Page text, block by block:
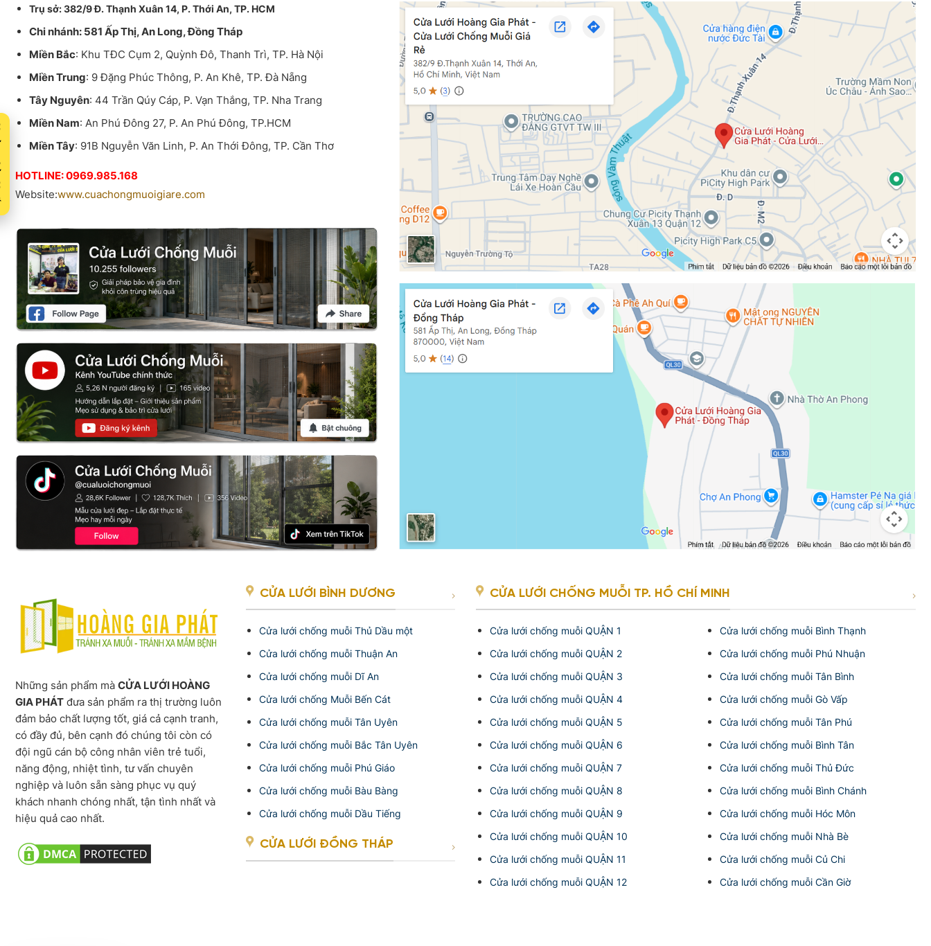
Trụ sở: 382/9 Đ. Thạnh Xuân 14, P. Thới An, TP. HCM
Chi nhánh: 581 Ấp Thị, An Long, Đồng Tháp
Miền Bắc: Khu TĐC Cụm 2, Quỳnh Đô, Thanh Trì, TP. Hà Nội
Miền Trung: 9 Đặng Phúc Thông, P. An Khê, TP. Đà Nẵng
Tây Nguyên: 44 Trần Qúy Cáp, P. Vạn Thắng, TP. Nha Trang
Miền Nam: An Phú Đông 27, P. An Phú Đông, TP.HCM
Miền Tây: 91B Nguyễn Văn Linh, P. An Thới Đông, TP. Cần Thơ
HOTLINE: 0969.985.168
Website:www.cuachongmuoigiare.com
Những sản phẩm mà CỬA LƯỚI HOÀNG
GIA PHÁT đưa sản phẩm ra thị trường luôn
đảm bảo chất lượng tốt, giá cả cạnh tranh,
có đầy đủ, bên cạnh đó chúng tôi còn có
đội ngũ cán bộ công nhân viên trẻ tuổi,
năng động, nhiệt tình, tư vấn chuyên
nghiệp và luôn sẵn sàng phục vụ quý
khách nhanh chóng nhất, tận tình nhất và
hiệu quả cao nhất.
CỬA LƯỚI BÌNH DƯƠNG
Cửa lưới chống muỗi Thủ Dầu một
Cửa lưới chống muỗi Thuận An
Cửa lưới chống muỗi Dĩ An
Cửa lưới chống Muỗi Bến Cát
Cửa lưới chống muỗi Tân Uyên
Cửa lưới chống muỗi Bắc Tân Uyên
Cửa lưới chống muỗi Phú Giáo
Cửa lưới chống muỗi Bàu Bàng
Cửa lưới chống muỗi Dầu Tiếng
CỬA LƯỚI ĐỒNG THÁP
CỬA LƯỚI CHỐNG MUỖI TP. HỒ CHÍ MINH
Cửa lưới chống muỗi QUẬN 1
Cửa lưới chống muỗi QUẬN 2
Cửa lưới chống muỗi QUẬN 3
Cửa lưới chống muỗi QUẬN 4
Cửa lưới chống muỗi QUẬN 5
Cửa lưới chống muỗi QUẬN 6
Cửa lưới chống muỗi QUẬN 7
Cửa lưới chống muỗi QUẬN 8
Cửa lưới chống muỗi QUẬN 9
Cửa lưới chống muỗi QUẬN 10
Cửa lưới chống muỗi QUẬN 11
Cửa lưới chống muỗi QUẬN 12
Cửa lưới chống muỗi Bình Thạnh
Cửa lưới chống muỗi Phú Nhuận
Cửa lưới chống muỗi Tân Bình
Cửa lưới chống muỗi Gò Vấp
Cửa lưới chống muỗi Tân Phú
Cửa lưới chống muỗi Bình Tân
Cửa lưới chống muỗi Thủ Đức
Cửa lưới chống muỗi Bình Chánh
Cửa lưới chống muỗi Hóc Môn
Cửa lưới chống muỗi Nhà Bè
Cửa lưới chống muỗi Củ Chi
Cửa lưới chống muỗi Cần Giờ